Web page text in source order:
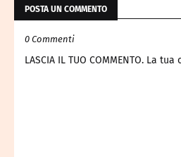
POSTA UN COMMENTO
0 Commenti
LASCIA IL TUO COMMENTO. La